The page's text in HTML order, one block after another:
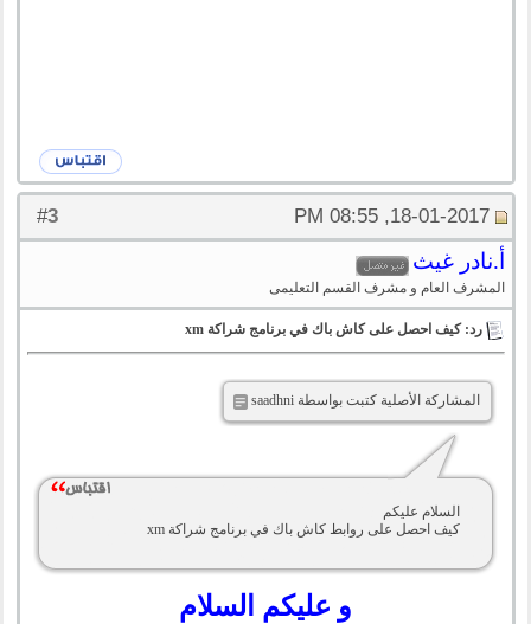
#
3 18-01-2017, 08:55 PM
أ.نادر غيث
المشرف العام و مشرف القسم التعليمى
رد: كيف احصل على كاش باك في برنامج شراكة xm
المشاركة الأصلية كتبت بواسطة saadhni
السلام عليكم
كيف احصل على روابط كاش باك في برنامج شراكة xm
و عليكم السلام